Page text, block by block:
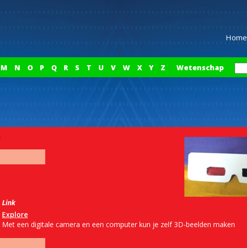
Home
M N O P Q R S T U V W X Y Z Wetenschap
Link
Explore
Met een digitale camera en een computer kun je zelf 3D-beelden maken